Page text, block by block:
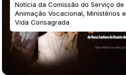
Notícia da Comissão do Serviço de
Animação Vocacional, Ministérios e
Vida Consagrada